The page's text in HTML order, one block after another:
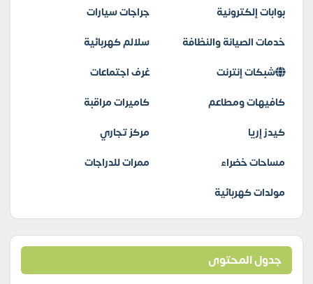
بوابات إلكترونية
جراجات سيارات
خدمات الصيانة والنظافة
سلالم كهربائية
شبكات إنترنت
غرف اجتماعات
كافيهات ومطاعم
كاميرات مراقبة
كيدز إريا
مركز تجاري
مساحات خضراء
ممرات للدراجات
مولدات كهربائية
جدول المحتوى